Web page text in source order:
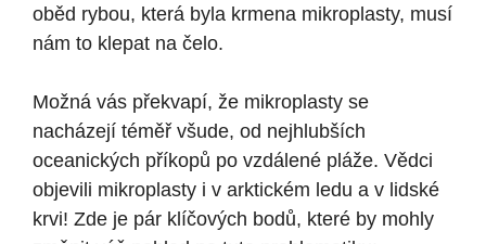
oběd rybou, která byla krmena mikroplasty, musí
nám to klepat na čelo.
Možná vás překvapí, že mikroplasty se
nacházejí téměř všude, od nejhlubších
oceanických příkopů po vzdálené pláže. Vědci
objevili mikroplasty i v arktickém ledu a v lidské
krvi! Zde je pár klíčových bodů, které by mohly